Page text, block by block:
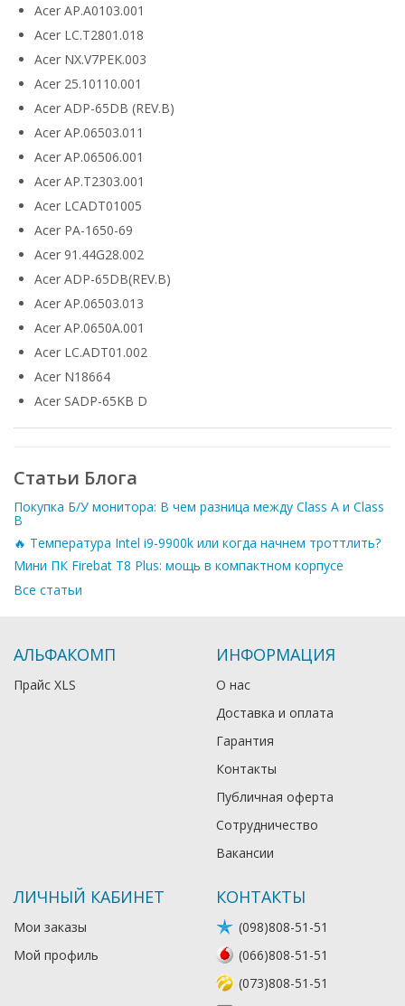
Acer AP.A0103.001
Acer LC.T2801.018
Acer NX.V7PEK.003
Acer 25.10110.001
Acer ADP-65DB (REV.B)
Acer AP.06503.011
Acer AP.06506.001
Acer AP.T2303.001
Acer LCADT01005
Acer PA-1650-69
Acer 91.44G28.002
Acer ADP-65DB(REV.B)
Acer AP.06503.013
Acer AP.0650A.001
Acer LC.ADT01.002
Acer N18664
Acer SADP-65KB D
Статьи Блога
Покупка Б/У монитора: В чем разница между Class A и Class
B
🔥 Температура Intel i9-9900k или когда начнем троттлить?
Мини ПК Firebat T8 Plus: мощь в компактном корпусе
Все статьи
АЛЬФАКОМП
Прайс XLS
ИНФОРМАЦИЯ
О нас
Доставка и оплата
Гарантия
Контакты
Публичная оферта
Сотрудничество
Вакансии
ЛИЧНЫЙ КАБИНЕТ
Мои заказы
Мой профиль
КОНТАКТЫ
(098)808-51-51
(066)808-51-51
(073)808-51-51